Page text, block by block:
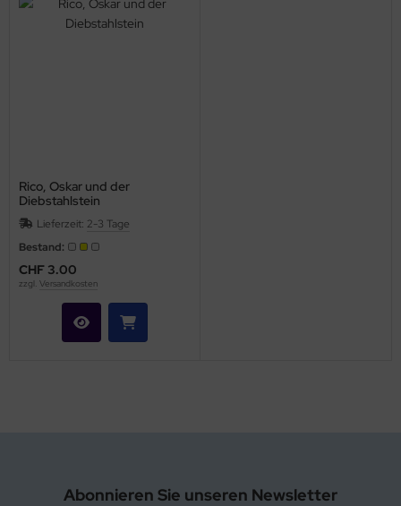
Rico, Oskar und der
Diebstahlstein
Lieferzeit: 2-3 Tage
Bestand:
CHF 3.00
zzgl. Versandkosten
Abonnieren Sie unseren Newsletter